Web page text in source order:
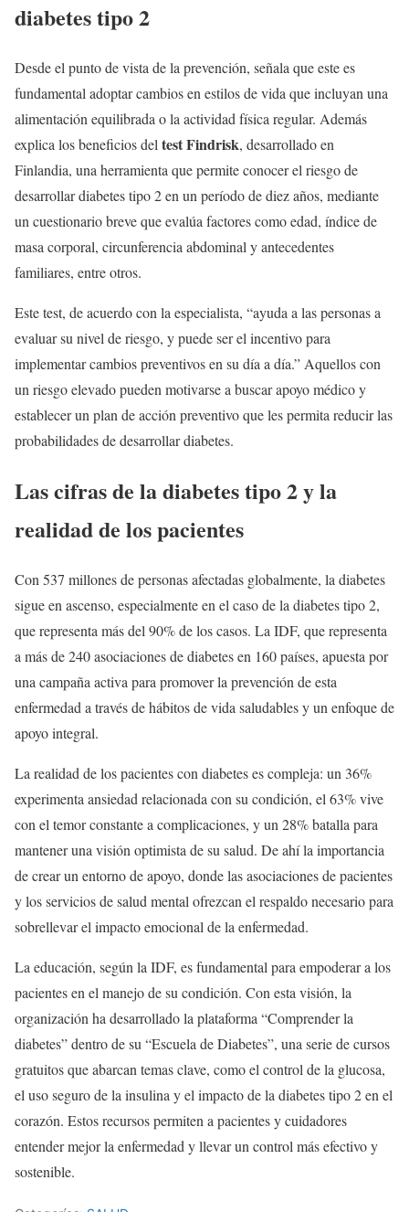
diabetes tipo 2
Desde el punto de vista de la prevención, señala que este es
fundamental adoptar cambios en estilos de vida que incluyan una
alimentación equilibrada o la actividad física regular. Además
explica los beneficios del test Findrisk, desarrollado en
Finlandia, una herramienta que permite conocer el riesgo de
desarrollar diabetes tipo 2 en un período de diez años, mediante
un cuestionario breve que evalúa factores como edad, índice de
masa corporal, circunferencia abdominal y antecedentes
familiares, entre otros.
Este test, de acuerdo con la especialista, “ayuda a las personas a
evaluar su nivel de riesgo, y puede ser el incentivo para
implementar cambios preventivos en su día a día.” Aquellos con
un riesgo elevado pueden motivarse a buscar apoyo médico y
establecer un plan de acción preventivo que les permita reducir las
probabilidades de desarrollar diabetes.
Las cifras de la diabetes tipo 2 y la
realidad de los pacientes
Con 537 millones de personas afectadas globalmente, la diabetes
sigue en ascenso, especialmente en el caso de la diabetes tipo 2,
que representa más del 90% de los casos. La IDF, que representa
a más de 240 asociaciones de diabetes en 160 países, apuesta por
una campaña activa para promover la prevención de esta
enfermedad a través de hábitos de vida saludables y un enfoque de
apoyo integral.
La realidad de los pacientes con diabetes es compleja: un 36%
experimenta ansiedad relacionada con su condición, el 63% vive
con el temor constante a complicaciones, y un 28% batalla para
mantener una visión optimista de su salud. De ahí la importancia
de crear un entorno de apoyo, donde las asociaciones de pacientes
y los servicios de salud mental ofrezcan el respaldo necesario para
sobrellevar el impacto emocional de la enfermedad.
La educación, según la IDF, es fundamental para empoderar a los
pacientes en el manejo de su condición. Con esta visión, la
organización ha desarrollado la plataforma “Comprender la
diabetes” dentro de su “Escuela de Diabetes”, una serie de cursos
gratuitos que abarcan temas clave, como el control de la glucosa,
el uso seguro de la insulina y el impacto de la diabetes tipo 2 en el
corazón. Estos recursos permiten a pacientes y cuidadores
entender mejor la enfermedad y llevar un control más efectivo y
sostenible.